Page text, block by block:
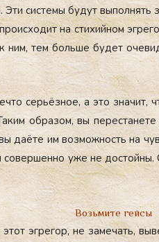
Эти сис­те­мы бу­дут
на сти­хий­ном
ним, тем боль­ше бу­дет
серь­ёз­ное, а это
об­ра­зом, вы
да­ёте им воз­можность на
со­вер­шенно уже не
Возьмите гейсы
эг­ре­гор, не за­мечать,